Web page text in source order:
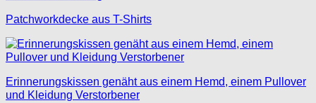
Patchworkdecke aus T-Shirts
Erinnerungskissen genäht aus einem Hemd, einem Pullover
und Kleidung Verstorbener